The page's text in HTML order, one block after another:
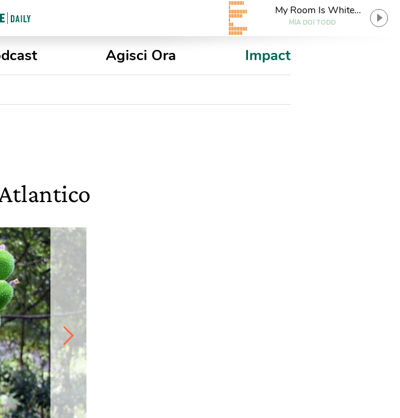
My Room Is White
(Dungen Remix)
MIA DOI TODD
Agisci Ora Impact